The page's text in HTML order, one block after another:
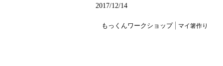
2017/12/14
もっくんワークショップ マイ箸作り